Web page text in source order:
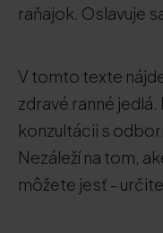
raňajok. Oslavuje
V tomto texte
zdravé ranné
konzultácii s
Nezáleží na tom,
môžete jesť -